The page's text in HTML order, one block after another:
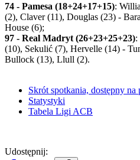
74 - Pamesa (18+24+17+15):
(2), Claver (11), Douglas (23) -
House (6);
97 - Real Madryt (26+23+25+23):
(10), Sekulić (7), Hervelle (14) -
Bullock (13), Llull (2).
Skrót spotkania, dostępny
Statystyki
Tabela Ligi ACB
Udostępnij: